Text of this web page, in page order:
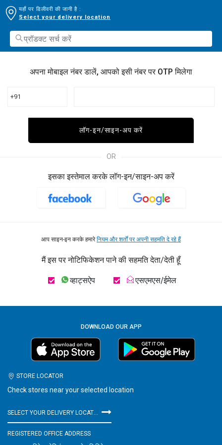
यहाँ पर डिलीवरी की जानी है :
Select your delivery location
अपना मोबाइल नंबर डालें, आपको इसी नंबर पर OTP मिलेगा
+91
लॉग-इन/साइन-अप करें
OR
इसका इस्तेमाल करके लॉग-इन/साइन-अप करें
आप साइन-इन करके हमारेनियम और शर्तों पर अपनी सहमति दे रहे हैं
मैं इस पर नोटिफिकेशन पाने की सहमति देता/देती हूँ
व्हाट्सऐप एसएमएस/ईमेल
DOWNLOAD OUR APP
STORE LOCATOR
Check stores near your selected location
SELECT YOUR DELIVERY LOCATION
REGISTERED OFFICE ADDRESS